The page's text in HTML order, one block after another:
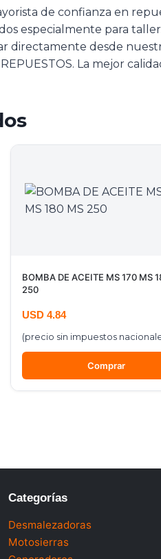
de confianza en
especialmente para
directamente desde
La mejor
BOMBA DE ACEITE MS 170 MS
250
USD 4.84
(precio sin impuestos
Comprar
Categorías
Desmalezadoras
Motosierras